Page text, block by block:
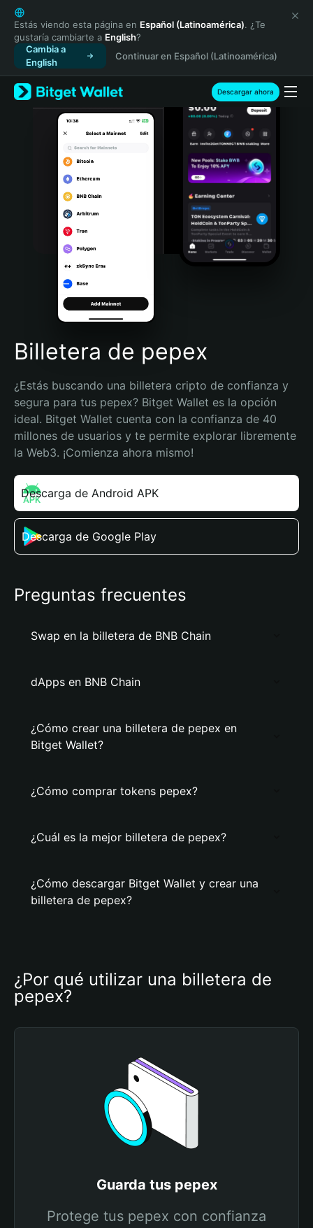
English
日本語
Tiếng Việt
Русский
Español (Latinoamérica)
Türkçe
Italiano
Português (Portugal)
Bahasa Indonesia
Português (Brasil)
Español (Argentina)
Estás viendo esta página en Español (Latinoamérica). ¿Te
gustaría cambiarte a English?
Cambia a
English
Continuar en Español (Latinoamérica)
Descargar ahora
Billetera de pepex
¿Estás buscando una billetera cripto de confianza y
segura para tus pepex? Bitget Wallet es la opción
ideal. Bitget Wallet cuenta con la confianza de 40
millones de usuarios y te permite explorar libremente
la Web3. ¡Comienza ahora mismo!
Descarga de Android APK
Descarga de Google Play
Preguntas frecuentes
Swap en la billetera de BNB Chain
dApps en BNB Chain
¿Cómo crear una billetera de pepex en
Bitget Wallet?
¿Cómo comprar tokens pepex?
¿Cuál es la mejor billetera de pepex?
¿Cómo descargar Bitget Wallet y crear una
billetera de pepex?
¿Por qué utilizar una billetera de
pepex?
Guarda tus pepex
Protege tus pepex con confianza